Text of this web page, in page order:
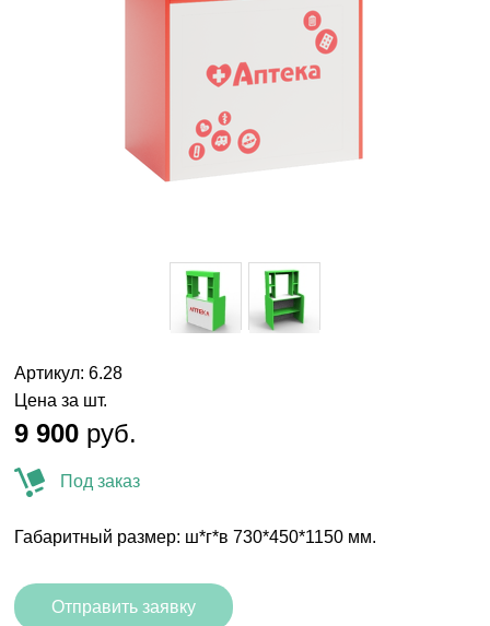
Артикул: 6.28
Цена за шт.
9 900 руб.
Под заказ
Габаритный размер: ш*г*в 730*450*1150 мм.
Отправить заявку